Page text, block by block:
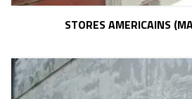
STORES AMERICAINS